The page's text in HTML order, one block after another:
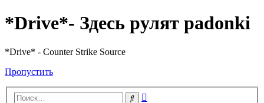
*Drive*- Здесь рулят padonki
*Drive* - Counter Strike Source
Пропустить
Поиск